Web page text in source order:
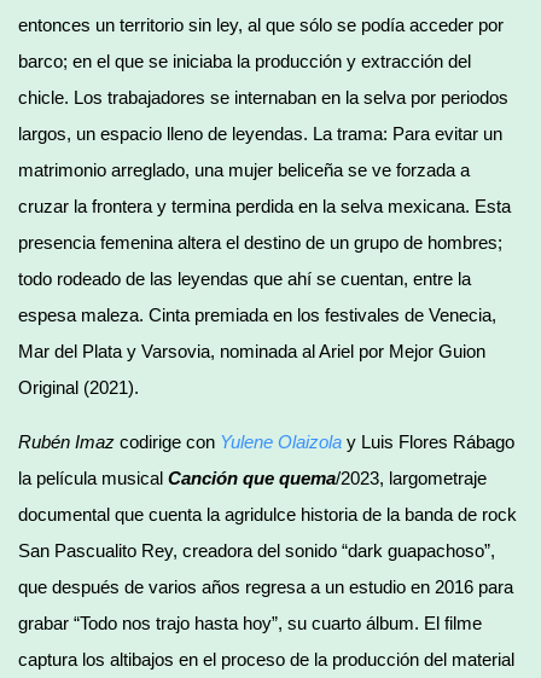
entonces un territorio sin ley, al que sólo se podía acceder por
barco; en el que se iniciaba la producción y extracción del
chicle. Los trabajadores se internaban en la selva por periodos
largos, un espacio lleno de leyendas. La trama: Para evitar un
matrimonio arreglado, una mujer beliceña se ve forzada a
cruzar la frontera y termina perdida en la selva mexicana. Esta
presencia femenina altera el destino de un grupo de hombres;
todo rodeado de las leyendas que ahí se cuentan, entre la
espesa maleza. Cinta premiada en los festivales de Venecia,
Mar del Plata y Varsovia, nominada al Ariel por Mejor Guion
Original (2021).
Rubén Imaz codirige con Yulene Olaizola y Luis Flores Rábago
la película musical Canción que quema/2023, largometraje
documental que cuenta la agridulce historia de la banda de rock
San Pascualito Rey, creadora del sonido “dark guapachoso”,
que después de varios años regresa a un estudio en 2016 para
grabar “Todo nos trajo hasta hoy”, su cuarto álbum. El filme
captura los altibajos en el proceso de la producción del material